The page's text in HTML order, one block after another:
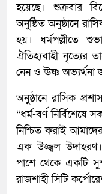
হয়েছে। শুক্রবার
অনুষ্ঠিত অনুষ্ঠানে
হয়। ধর্মপল্লীতে
ঐতিহ্যবাহী নৃত্যের
নেন ও ঊষ্ণ অভ্যর্ত্থনা
অনুষ্ঠানে রাসিক
“ধর্ম-বর্ণ নির্বিশেষে
নিশ্চিত করাই
এক উজ্জ্বল
পাশে থেকে একটি
রাজশাহী সিটি